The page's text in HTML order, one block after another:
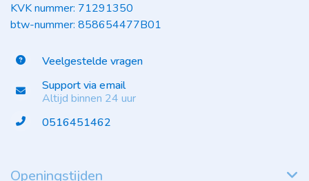
KVK nummer: 71291350
btw-nummer: 858654477B01
Veelgestelde vragen
Support via email
Altijd binnen 24 uur
0516451462
Openingstijden